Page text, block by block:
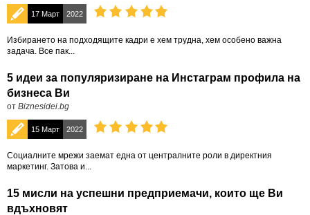
17 Март 2022
Избирането на подходящите кадри е хем трудна, хем особено важна
задача. Все пак...
5 идеи за популяризиране на Инстаграм профила на
бизнеса Ви
от Biznesidei.bg
15 Март 2022
Социалните мрежи заемат една от централните роли в директния
маркетинг. Затова и...
15 мисли на успешни предприемачи, които ще Ви
вдъхновят